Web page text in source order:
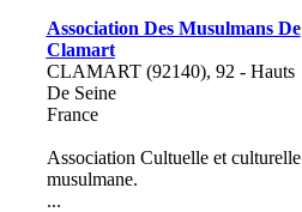
Association Des Musulmans De
Clamart
CLAMART (92140), 92 - Hauts
De Seine
France
Association Cultuelle et culturelle
musulmane.
...